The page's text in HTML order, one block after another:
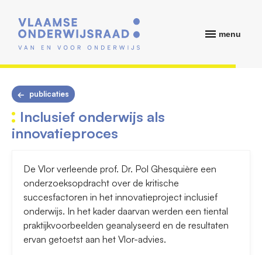
menu
publicaties
Inclusief onderwijs als
innovatieproces
De Vlor verleende prof. Dr. Pol Ghesquière een
onderzoeksopdracht over de kritische
succesfactoren in het innovatieproject inclusief
onderwijs. In het kader daarvan werden een tiental
praktijkvoorbeelden geanalyseerd en de resultaten
ervan getoetst aan het Vlor-advies.